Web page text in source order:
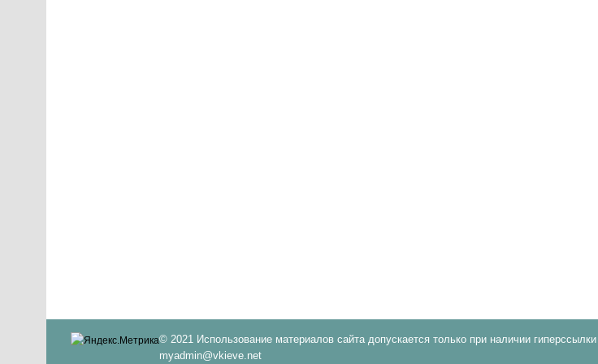
© 2021 Использование материалов сайта допускается только при наличии гиперссылки
myadmin@vkieve.net